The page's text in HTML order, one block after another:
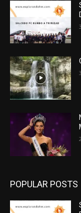
POPULAR POSTS